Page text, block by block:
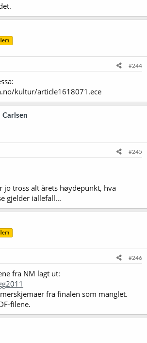
#244
kultur/article1618071.ece
Carlsen
#245
jo tross alt årets høydepunkt, hva
gjelder iallefall...
#246
fra NM lagt ut:
fra finalen som manglet.
filene.